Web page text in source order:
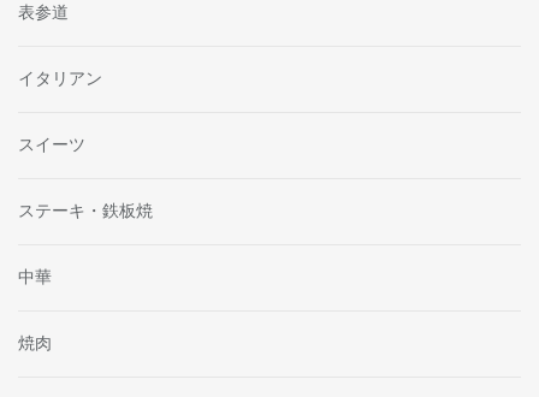
表参道
イタリアン
スイーツ
ステーキ・鉄板焼
中華
焼肉